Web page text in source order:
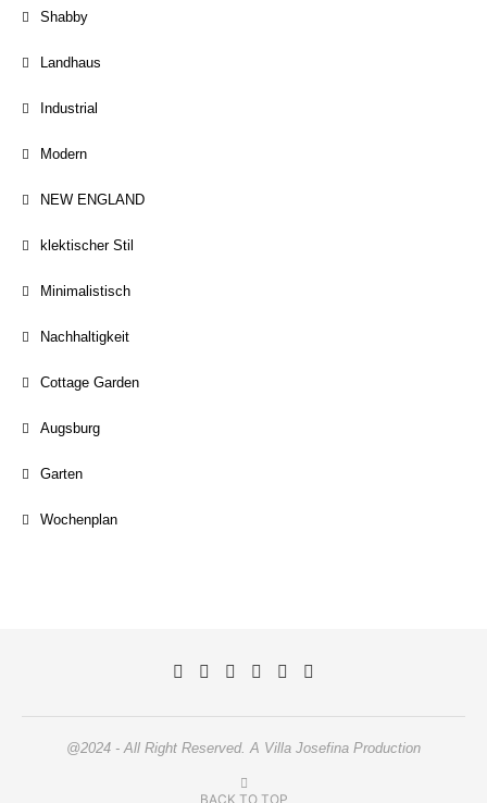
Shabby
Landhaus
Industrial
Modern
NEW ENGLAND
klektischer Stil
Minimalistisch
Nachhaltigkeit
Cottage Garden
Augsburg
Garten
Wochenplan
@2024 - All Right Reserved. A Villa Josefina Production
BACK TO TOP